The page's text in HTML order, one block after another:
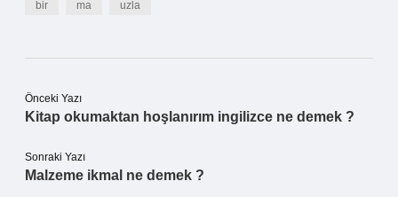
bir ma uzla
Önceki Yazı
Kitap okumaktan hoşlanırım ingilizce ne demek ?
Sonraki Yazı
Malzeme ikmal ne demek ?